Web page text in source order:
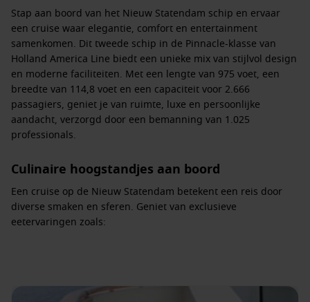
Stap aan boord van het Nieuw Statendam schip en ervaar
een cruise waar elegantie, comfort en entertainment
samenkomen. Dit tweede schip in de Pinnacle-klasse van
Holland America Line biedt een unieke mix van stijlvol design
en moderne faciliteiten. Met een lengte van 975 voet, een
breedte van 114,8 voet en een capaciteit voor 2.666
passagiers, geniet je van ruimte, luxe en persoonlijke
aandacht, verzorgd door een bemanning van 1.025
professionals.
Culinaire hoogstandjes aan boord
Een cruise op de Nieuw Statendam betekent een reis door
diverse smaken en sferen. Geniet van exclusieve
eetervaringen zoals:
Grand Dutch Café– een gezellige plek voor koffie, snacks